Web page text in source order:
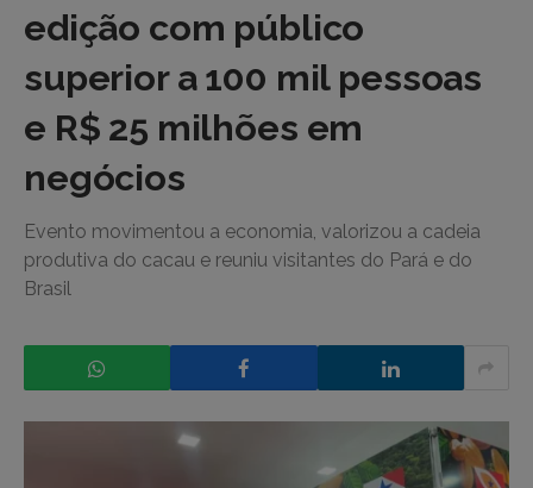
edição com público
superior a 100 mil pessoas
e R$ 25 milhões em
negócios
Evento movimentou a economia, valorizou a cadeia
produtiva do cacau e reuniu visitantes do Pará e do
Brasil